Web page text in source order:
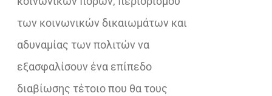
των κοινωνικών δικαιωμάτων και
αδυναμίας των πολιτών να
εξασφαλίσουν ένα επίπεδο
διαβίωσης τέτοιο που θα τους